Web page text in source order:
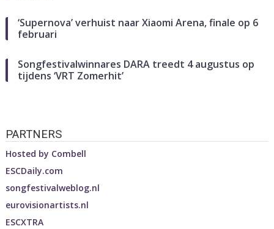
‘Supernova’ verhuist naar Xiaomi Arena, finale op 6
februari
Songfestivalwinnares DARA treedt 4 augustus op
tijdens ‘VRT Zomerhit’
PARTNERS
Hosted by Combell
ESCDaily.com
songfestivalweblog.nl
eurovisionartists.nl
ESCXTRA